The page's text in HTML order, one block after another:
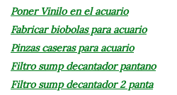
Poner Vinilo en el acuario
Fabricar biobolas para acuario
Pinzas caseras para acuario
Filtro sump decantador pantano
Filtro sump decantador 2 panta